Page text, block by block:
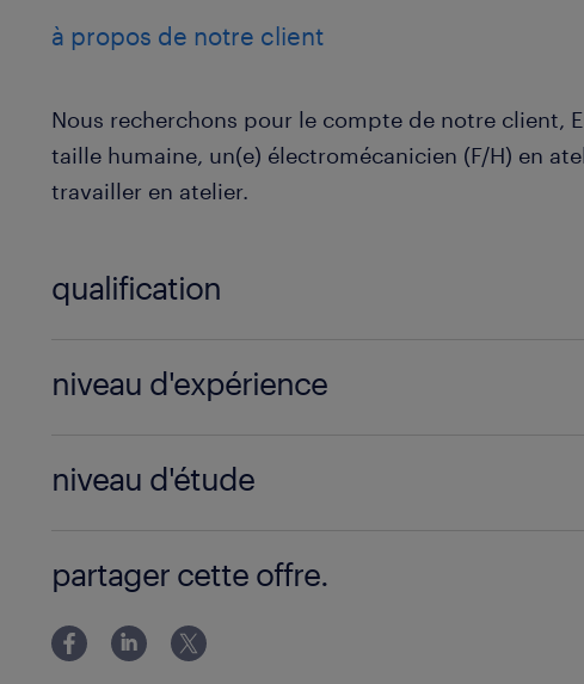
à propos de notre client
Nous recherchons pour le compte de notre client,
taille humaine, un(e) électromécanicien (F/H) en
travailler en atelier.
qualification
niveau d'expérience
niveau d'étude
partager cette offre.